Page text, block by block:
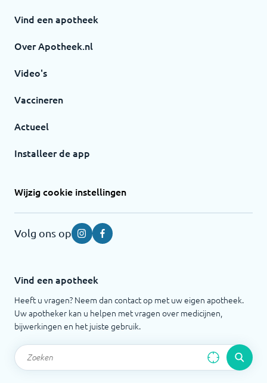
Vind een apotheek
Over Apotheek.nl
Video's
Vaccineren
Actueel
Installeer de app
Wijzig cookie instellingen
Volg ons op InstagramFacebook
Vind een apotheek
Heeft u vragen? Neem dan contact op met uw eigen apotheek.
Uw apotheker kan u helpen met vragen over medicijnen,
bijwerkingen en het juiste gebruik.